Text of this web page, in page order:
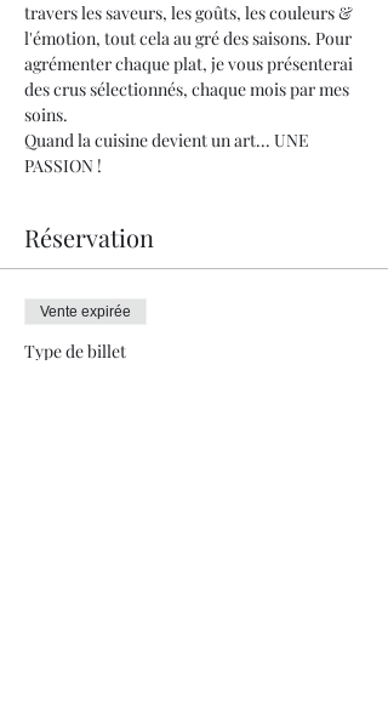
travers les saveurs, les goûts, les couleurs &
l'émotion, tout cela au gré des saisons. Pour
agrémenter chaque plat, je vous présenterai
des crus sélectionnés, chaque mois par mes
soins.
Quand la cuisine devient un art... UNE
PASSION !
Réservation
Vente expirée
Type de billet